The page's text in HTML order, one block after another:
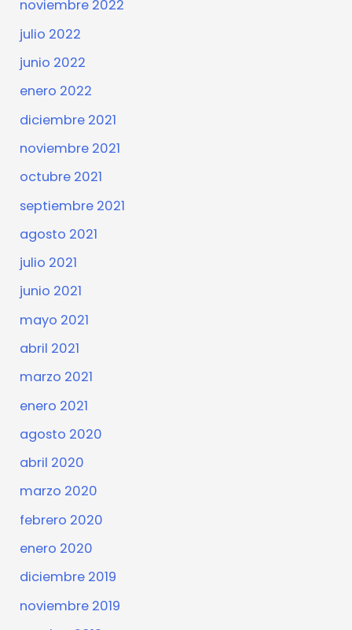
noviembre 2022
julio 2022
junio 2022
enero 2022
diciembre 2021
noviembre 2021
octubre 2021
septiembre 2021
agosto 2021
julio 2021
junio 2021
mayo 2021
abril 2021
marzo 2021
enero 2021
agosto 2020
abril 2020
marzo 2020
febrero 2020
enero 2020
diciembre 2019
noviembre 2019